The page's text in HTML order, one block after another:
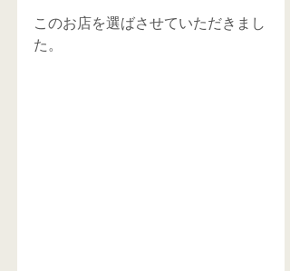
このお店を選ばさせていただきまし
た。